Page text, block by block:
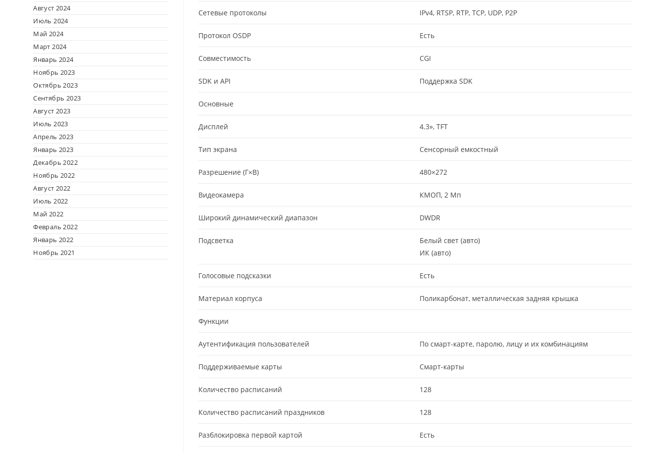
Сетевые протоколы IPv4, RTSP, RTP, TCP, UDP, P2P
Протокол OSDP Есть
Совместимость CGI
SDK и API Поддержка SDK
Основные
Дисплей 4.3», TFT
Тип экрана Сенсорный емкостный
Разрешение (Г×В) 480×272
Видеокамера КМОП, 2 Мп
Широкий динамический диапазон DWDR
Подсветка
Белый свет (авто)
ИК (авто)
Голосовые подсказки Есть
Материал корпуса Поликарбонат, металлическая задняя крышка
Функции
Аутентификация пользователей По смарт-карте, паролю, лицу и их комбинациям
Поддерживаемые карты Смарт-карты
Количество расписаний 128
Количество расписаний праздников 128
Разблокировка первой картой Есть
Август 2024
Июль 2024
Май 2024
Март 2024
Январь 2024
Ноябрь 2023
Октябрь 2023
Сентябрь 2023
Август 2023
Июль 2023
Апрель 2023
Январь 2023
Декабрь 2022
Ноябрь 2022
Август 2022
Июль 2022
Май 2022
Февраль 2022
Январь 2022
Ноябрь 2021